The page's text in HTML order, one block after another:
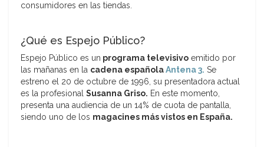
consumidores en las tiendas.
¿Qué es Espejo Público?
Espejo Público es un programa televisivo emitido por
las mañanas en la cadena españolaAntena 3. Se
estreno el 20 de octubre de 1996, su presentadora actual
es la profesional Susanna Griso. En este momento,
presenta una audiencia de un 14% de cuota de pantalla,
siendo uno de los magacines más vistos en España.